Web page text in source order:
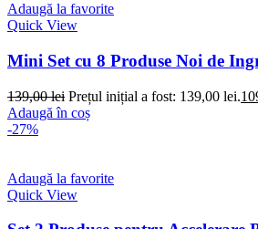
Adaugă la favorite
Quick View
Mini Set cu 8 Produse Noi de
139,00lei Prețul inițial a fost: 139,00 lei.
Adaugă în coș
-27%
Adaugă la favorite
Quick View